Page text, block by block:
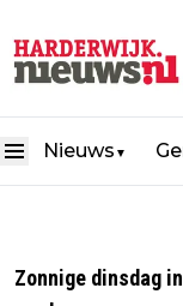
Nieuws ▼
Zonnige dinsdag